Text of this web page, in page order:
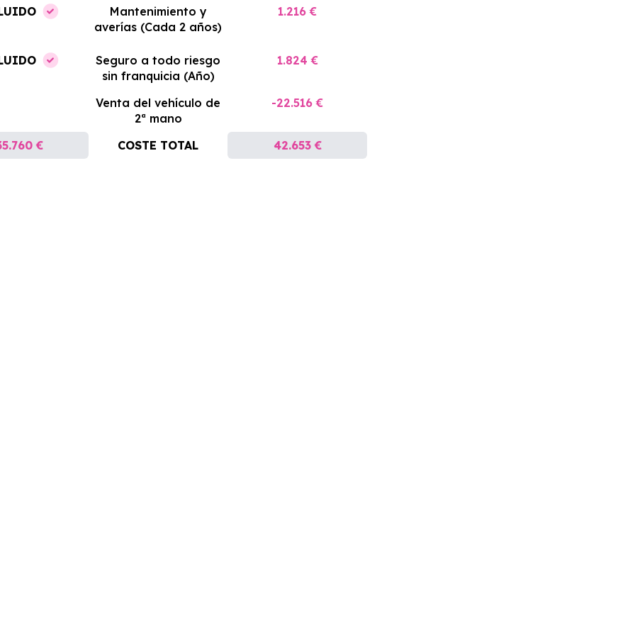
Mantenimiento y
averías (Cada 2 años)
1.216 €
Seguro a todo riesgo
sin franquicia (Año)
1.824 €
Venta del vehículo de
2ª mano
-22.516 €
€ COSTE TOTAL 42.653 €